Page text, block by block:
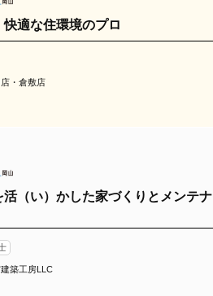
適な住環境のプロ
・倉敷店
（い）かした家づくりとメンテナ
築工房LLC